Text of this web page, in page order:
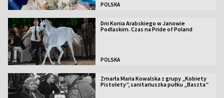
POLSKA
Dni Konia Arabskiego w Janowie
Podlaskim. Czas na Pride of Poland
POLSKA
Zmarła Maria Kowalska z grupy „Kobiety
Pistolety”, sanitariuszka pułku „Baszta”